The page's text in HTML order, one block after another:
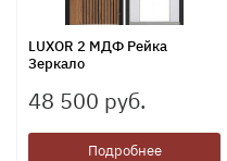
LUXOR 2 МДФ Рейка
Зеркало
48 500 руб.
Подробнее